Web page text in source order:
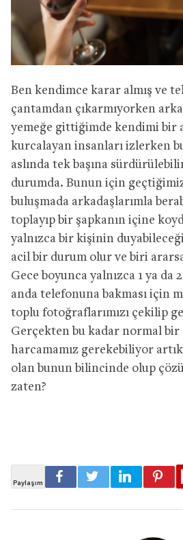
Ben kendimce karar almış ve
çantamdan çıkarmıyorken
yemeğe gittiğimde kendimi bir
kurcalayan insanları izlerken
aslında tek başına
durumda. Bunun için
buluşmada arkadaşlarımla
toplayıp bir şapkanın içine
yalnızca bir kişinin
acil bir durum olur ve biri
Gece boyunca yalnızca 1 ya da
anda telefonuna bakması için
toplu fotoğraflarımızı çekilip
Gerçekten bu kadar normal bir
harcamamız gerekebiliyor
olan bunun bilincinde olup
zaten?